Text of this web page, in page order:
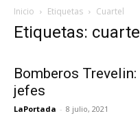
Portada
Inicio Etiquetas Cuartel
Etiquetas: cuartel
Bomberos
jefes
LaPortada - 8 julio, 2021